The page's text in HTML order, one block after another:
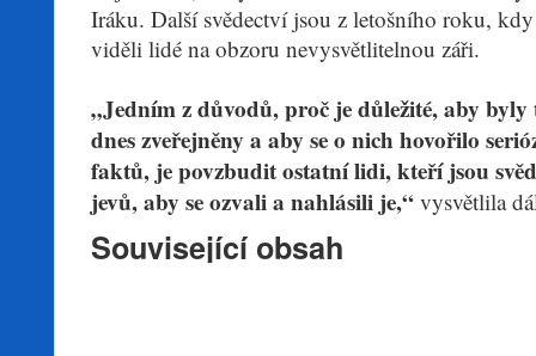
Iráku. Další svědectví jsou z letošního roku,
viděli lidé na obzoru nevysvětlitelnou záři.
„Jedním z důvodů, proč je důležité, aby
dnes zveřejněny a aby se o nich hovořilo
faktů, je povzbudit ostatní lidi, kteří jsou
jevů, aby se ozvali a nahlásili je,“ vysvětlila
Související obsah